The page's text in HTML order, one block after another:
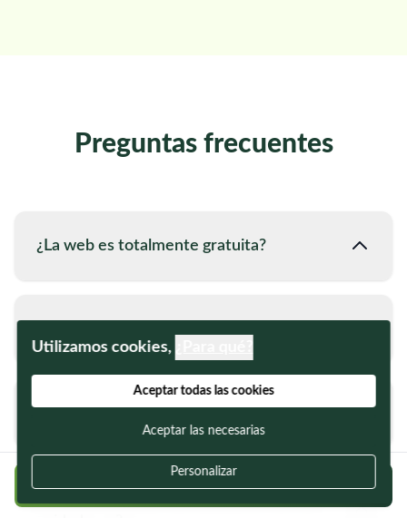
Preguntas frecuentes
¿La web es totalmente gratuita?
Regístrate gratis y encuentra a tu cuidador
Utilizamos cookies,
Aceptar todas las cookies
Aceptar las necesarias
Personalizar